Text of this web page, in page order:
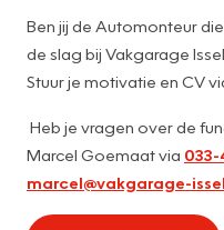
Ben jij de Automonteur
de slag bij Vakgarage
Stuur je motivatie en CV
Heb je vragen over de
Marcel Goemaat via 033-
marcel@vakgarage-